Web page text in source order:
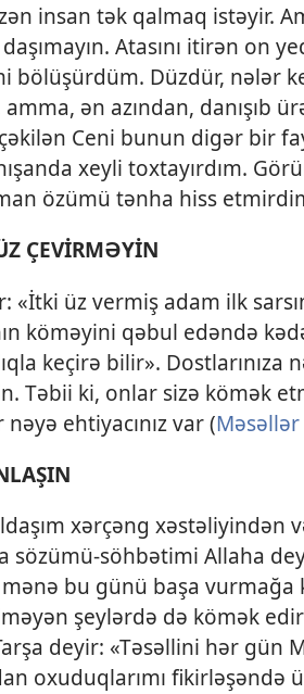
insan tək qalmaq istəyir.
Atasını itirən on
bölüşürdüm. Düzdür, nələr
ən azından, danışıb
Ceni bunun digər bir
xeyli toxtayırdım.
özümü tənha hiss
ÇEVİRMƏYİN
«İtki üz vermiş adam ilk
köməyini qəbul edəndə
keçirə bilir». Dostlarınıza
Təbii ki, onlar sizə kömək
ehtiyacınız var (
xərçəng xəstəliyindən
sözümü-söhbətimi Allaha
mənə bu günü başa
şeylərdə də kömək
deyir: «Təsəllini hər gün
oxuduqlarımı fikirləşəndə